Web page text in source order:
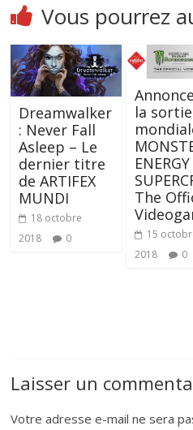
Vous pourrez
Dreamwalker
: Never Fall
Asleep – Le
dernier titre
de ARTIFEX
MUNDI
18 octobre
2018
0
la sortie
ENERGY
The
15
2018
0
Laisser un
Votre adresse e-mail ne sera